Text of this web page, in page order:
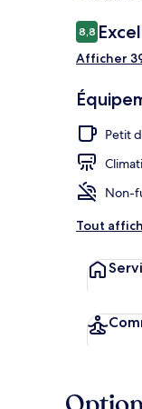
Avis
voyageurs
8,88,8 sur 10
Afficher
Petit
Non-
Tout